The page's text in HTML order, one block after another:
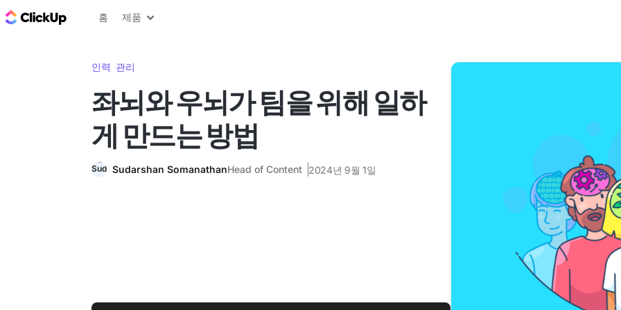
ClickUp 블로그
홈 제품
인력 관리
좌뇌와 우뇌가 팀을 위해 일하
게 만드는 방법
Sudarshan SomanathanHead of Content 2024년 9월 1일